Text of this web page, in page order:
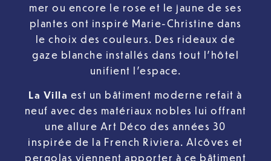
mer ou encore le rose et le jaune de ses
plantes ont inspiré Marie-Christine dans
le choix des couleurs. Des rideaux de
gaze blanche installés dans tout l’hôtel
unifient l’espace.
La Villa est un bâtiment moderne refait à
neuf avec des matériaux nobles lui offrant
une allure Art Déco des années 30
inspirée de la French Riviera. Alcôves et
pergolas viennent apporter à ce bâtiment